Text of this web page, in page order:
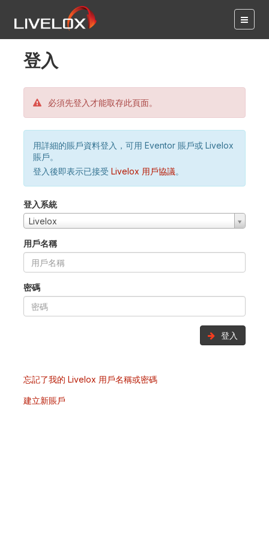
登入
必須先登入才能取存此頁面。
用詳細的賬戶資料登入，可用 Eventor 賬戶或 Livelox
賬戶。
登入後即表示已接受 Livelox 用戶協議。
登入系統
Livelox
用戶名稱
密碼
登入
忘記了我的 Livelox 用戶名稱或密碼
建立新賬戶